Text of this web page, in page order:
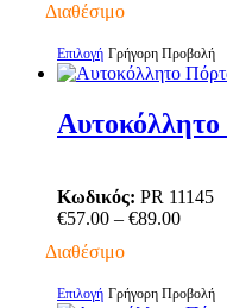
επιλεγούν
στη
σελίδα
του
προϊόντος
€79.00
Διαθέσιμο
Επιλογή Αυτό
το
πολλαπλές
επιλογές
μπορούν
επιλεγούν
στη
Γρήγορη Προβολή
Κωδικός: PR 11145
€57.00 – €89.00Price
€89.00
Διαθέσιμο
Επιλογή Αυτό
Γρήγορη Προβολή